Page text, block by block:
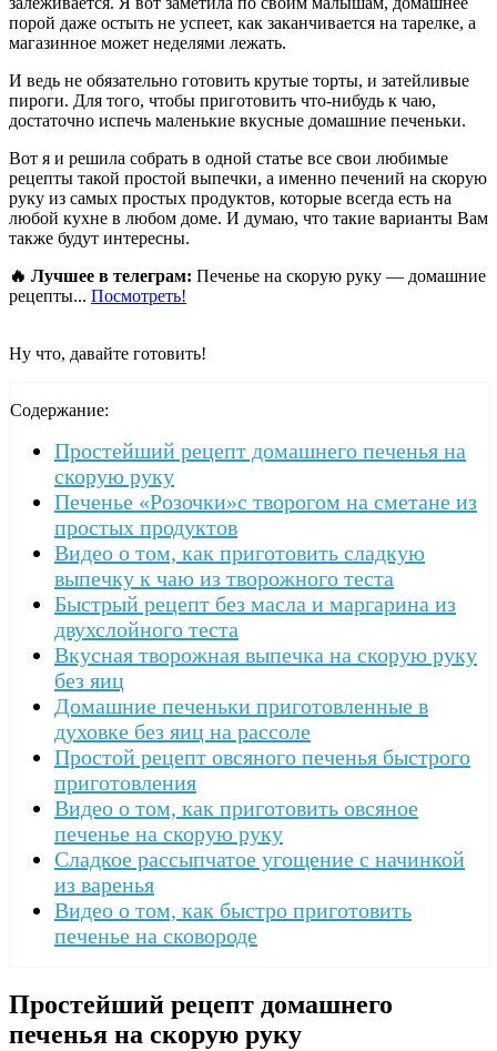
порой даже остыть не успеет, как заканчивается на тарелке, а
магазинное может неделями лежать.
И ведь не обязательно готовить крутые торты, и затейливые
пироги. Для того, чтобы приготовить что-нибудь к чаю,
достаточно испечь маленькие вкусные домашние печеньки.
Вот я и решила собрать в одной статье все свои любимые
рецепты такой простой выпечки, а именно печений на скорую
руку из самых простых продуктов, которые всегда есть на
любой кухне в любом доме. И думаю, что такие варианты Вам
также будут интересны.
🔥 Лучшее в телеграм: Печенье на скорую руку — домашние
рецепты... Посмотреть!
Ну что, давайте готовить!
Содержание:
Простейший рецепт домашнего печенья на
скорую руку
Печенье «Розочки»с творогом на сметане из
простых продуктов
Видео о том, как приготовить сладкую
выпечку к чаю из творожного теста
Быстрый рецепт без масла и маргарина из
двухслойного теста
Вкусная творожная выпечка на скорую руку
без яиц
Домашние печеньки приготовленные в
духовке без яиц на рассоле
Простой рецепт овсяного печенья быстрого
приготовления
Видео о том, как приготовить овсяное
печенье на скорую руку
Сладкое рассыпчатое угощение с начинкой
из варенья
Видео о том, как быстро приготовить
печенье на сковороде
Простейший рецепт домашнего
печенья на скорую руку